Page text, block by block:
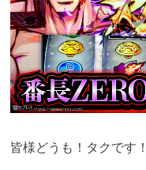
皆様どうも！タクです！